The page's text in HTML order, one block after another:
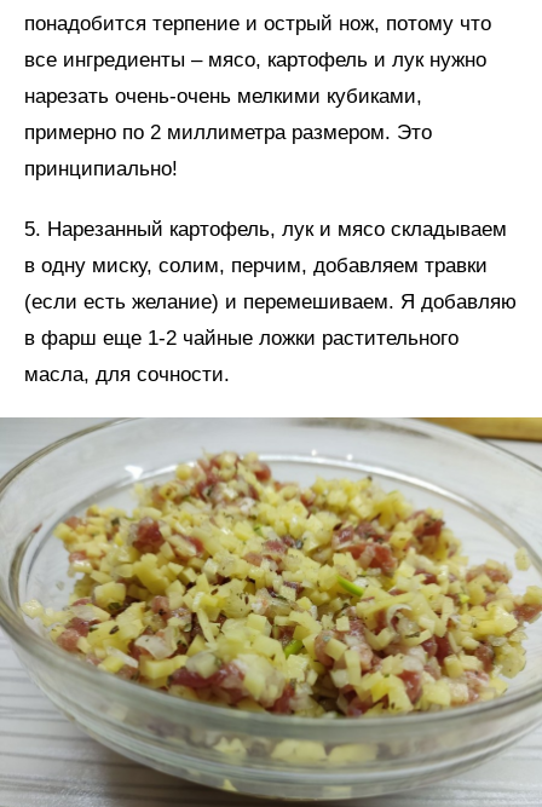
понадобится терпение и острый нож, потому что
все ингредиенты – мясо, картофель и лук нужно
нарезать очень-очень мелкими кубиками,
примерно по 2 миллиметра размером. Это
принципиально!
5. Нарезанный картофель, лук и мясо складываем
в одну миску, солим, перчим, добавляем травки
(если есть желание) и перемешиваем. Я добавляю
в фарш еще 1-2 чайные ложки растительного
масла, для сочности.